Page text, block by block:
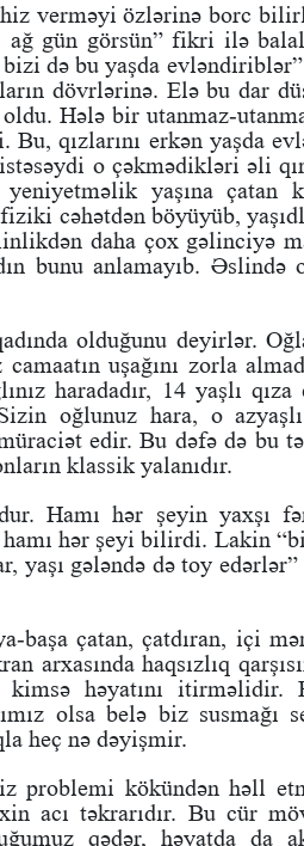
verməyi özlərinə borc
gün görsün” fikri ilə
də bu yaşda evləndiriblər”
dövrlərinə. Elə bu dar
oldu. Hələ bir utanmaz-
qızlarını erkən yaşda
o çəkmədikləri əli
yeniyetməlik yaşına çatan
cəhətdən böyüyüb,
daha çox gəlinciyə
bunu anlamayıb. Əslində
olduğunu deyirlər.
uşağını zorla
haradadır, 14 yaşlı
oğlunuz hara, o
edir. Bu dəfə də bu
klassik yalanıdır.
Hamı hər şeyin yaxşı
hamı hər şeyi bilirdi. Lakin
yaşı gələndə də toy
çatan, çatdıran, içi mən
arxasında haqsızlıq
kimsə həyatını itirməlidir.
olsa belə biz susmağı
heç nə dəyişmir.
problemi kökündən həll
acı təkrarıdır. Bu cür
qədər, həyatda da